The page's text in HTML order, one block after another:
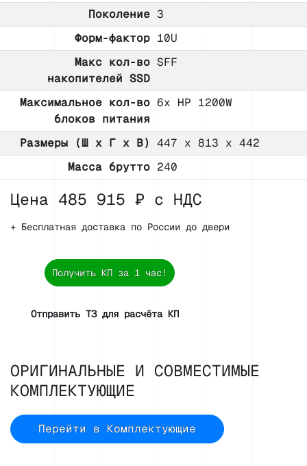
Поколение 3
Форм-фактор 10U
Макс кол-во
накопителей SSD
SFF
Максимальное кол-во
блоков питания
6x HP 1200W
Размеры (Ш х Г х В) 447 x 813 x 442
Масса брутто 240
Цена 485 915 ₽ с НДС
+ Бесплатная доставка по России до двери
Получить КП за 1 час!
Отправить ТЗ для расчёта КП
ОРИГИНАЛЬНЫЕ И СОВМЕСТИМЫЕ
КОМПЛЕКТУЮЩИЕ
Перейти в Комплектующие